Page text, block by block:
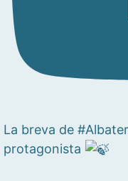
La breva de
protagonista